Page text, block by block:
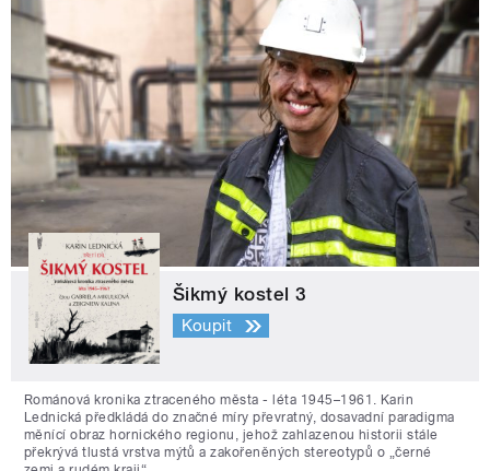
Šikmý kostel 3
Koupit
Románová kronika ztraceného města - léta 1945–1961. Karin
Lednická předkládá do značné míry převratný, dosavadní paradigma
měnící obraz hornického regionu, jehož zahlazenou historii stále
překrývá tlustá vrstva mýtů a zakořeněných stereotypů o „černé